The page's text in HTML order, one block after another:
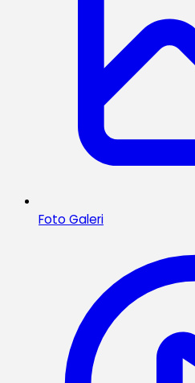
Foto Galeri